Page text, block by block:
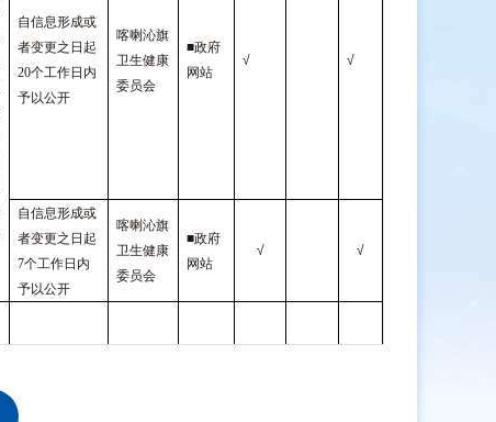
自信息形成或
者变更之日起
20个工作日内
予以公开
喀喇沁旗
卫生健康
委员会
■政府
网站
√ √
自信息形成或
者变更之日起
7个工作日内
予以公开
喀喇沁旗
卫生健康
委员会
■政府
网站
√ √